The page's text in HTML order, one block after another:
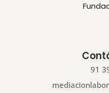
91